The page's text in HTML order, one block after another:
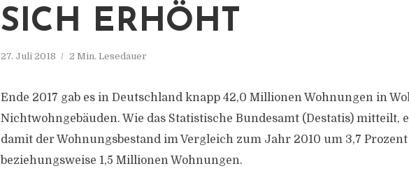
SICH ERHÖHT
27. Juli 2018 2 Min. Lesedauer
Ende 2017 gab es in Deutschland knapp 42,0 Millionen Wohnungen in
Nichtwohngebäuden. Wie das Statistische Bundesamt (Destatis) mitteilt,
damit der Wohnungsbestand im Vergleich zum Jahr 2010 um 3,7 Prozent
beziehungsweise 1,5 Millionen Wohnungen.